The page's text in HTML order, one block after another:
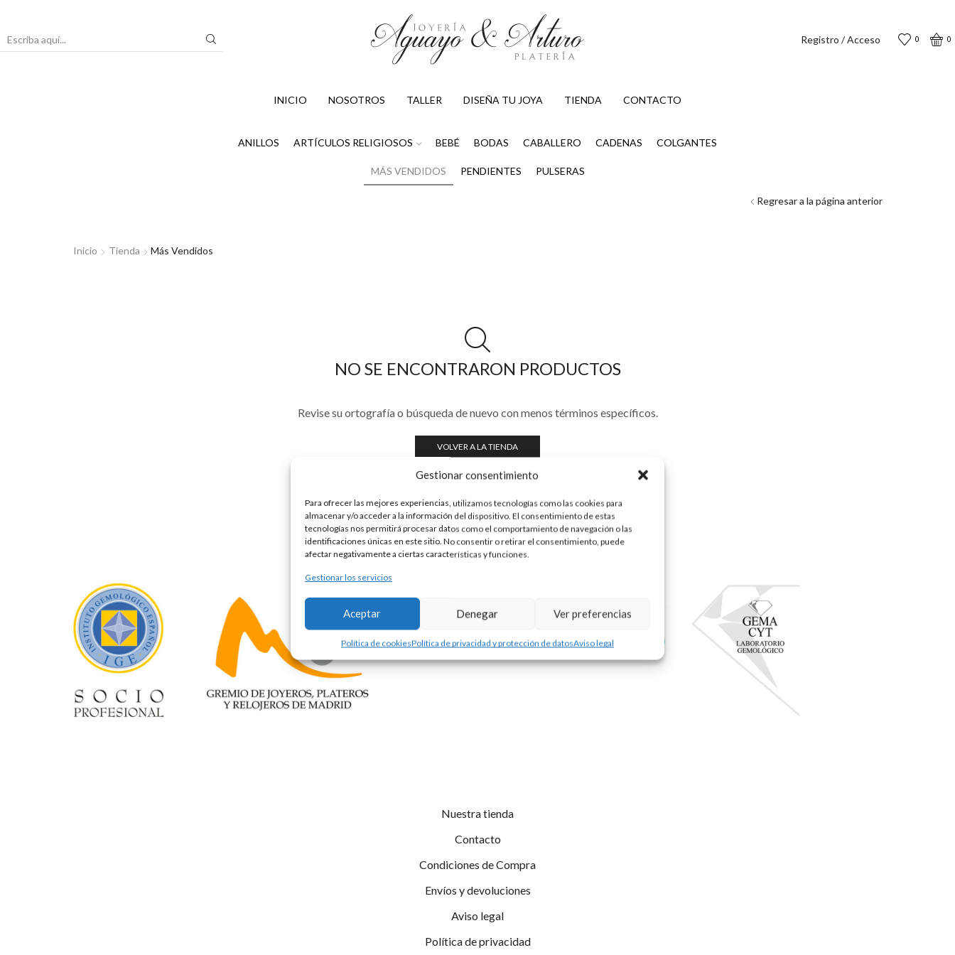
Gestionar consentimiento
Para ofrecer las mejores experiencias, utilizamos tecnologías como las cookies para
almacenar y/o acceder a la información del dispositivo. El consentimiento de estas
tecnologías nos permitirá procesar datos como el comportamiento de navegación o las
identificaciones únicas en este sitio. No consentir o retirar el consentimiento, puede
afectar negativamente a ciertas características y funciones.
Gestionar los servicios
Aceptar Denegar Ver preferencias
Política de cookiesPolítica de privacidad y protección de datosAviso legal
Registro / Acceso 0 0
INICIO NOSOTROS TALLER DISEÑA TU JOYA TIENDA CONTACTO
ANILLOS ARTÍCULOS RELIGIOSOS BEBÉ BODAS CABALLERO CADENAS COLGANTES
MÁS VENDIDOS PENDIENTES PULSERAS
Inicio Tienda Más Vendidos
Regresar a la página anterior
NO SE ENCONTRARON PRODUCTOS
Revise su ortografía o búsqueda de nuevo con menos términos específicos.
VOLVER A LA TIENDA
Nuestra tienda
Contacto
Condiciones de Compra
Envíos y devoluciones
Aviso legal
Política de privacidad